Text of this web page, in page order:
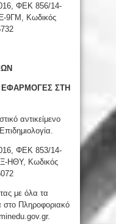
ΦΕΚ 856/14-
9ΓΜ, Κωδικός
ΣΤΗ
αντικείμενο
ΦΕΚ 853/14-
ΗΘΥ, Κωδικός
με όλα τα
στο Πληροφοριακό